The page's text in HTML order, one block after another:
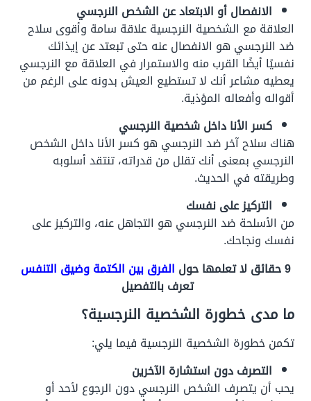
الانفصال أو الابتعاد عن الشخص النرجسي
العلاقة مع الشخصية النرجسية علاقة سامة وأقوى سلاح
ضد النرجسي هو الانفصال عنه حتى تبعتد عن إيذائك
نفسيًا أيضًا القرب منه والاستمرار في العلاقة مع النرجسي
يعطيه مشاعر أنك لا تستطيع العيش بدونه على الرغم من
أقواله وأفعاله المؤذية.
كسر الأنا داخل شخصية النرجسي
هناك سلاح آخر ضد النرجسي هو كسر الأنا داخل الشخص
النرجسي بمعنى أنك تقلل من قدراته، تنتقد أسلوبه
وطريقته في الحديث.
التركيز على نفسك
من الأسلحة ضد النرجسي هو التجاهل عنه، والتركيز على
نفسك ونجاحك.
9 حقائق لا تعلمها حول
الفرق بين الكتمة وضيق التنفس
تعرف بالتفصيل
ما مدى خطورة الشخصية النرجسية؟
تكمن خطورة الشخصية النرجسية فيما يلي:
التصرف دون استشارة الآخرين
يحب أن يتصرف الشخص النرجسي دون الرجوع لأحد أو